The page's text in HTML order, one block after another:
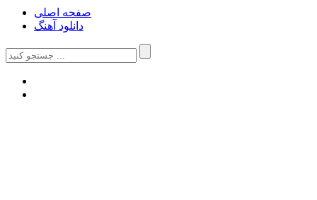
صفحه اصلی
دانلود آهنگ